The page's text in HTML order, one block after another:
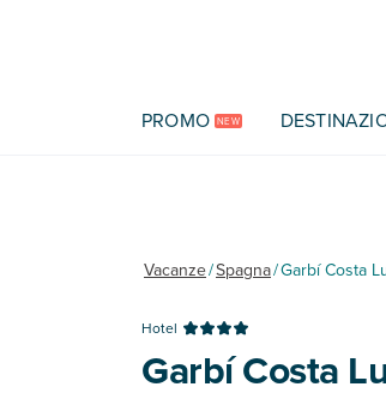
PROMO NEW
Vacanze/Spagna/Garbí Costa
Hotel
Garbí Costa